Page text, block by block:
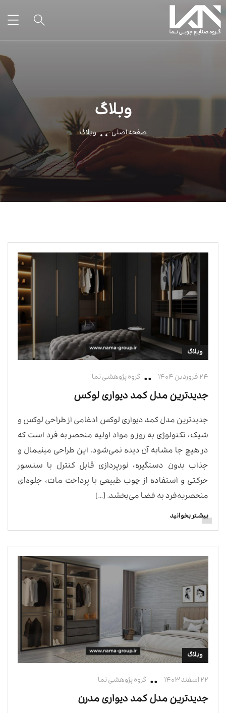
وبلاگ
صفحه اصلی وبلاگ
وبلاگ
۲۴ فروردین ۱۴۰۴ گروه پژوهشی نما
جدیدترین مدل کمد دیواری لوکس
جدیدترین مدل کمد دیواری لوکس ادغامی از طراحی لوکس و
شیک، تکنولوژی به روز و مواد اولیه منحصر به فرد است که
در هیچ جا مشابه آن دیده نمی‌شود. این طراحی مینیمال و
جذاب بدون دستگیره، نورپردازی قابل کنترل با سنسور
حرکتی و استفاده از چوب طبیعی با پرداخت مات، جلوه‌ای
منحصربه‌فرد به فضا می‌بخشد. […]
بیشتر بخوانید
وبلاگ
۲۲ اسفند ۱۴۰۳ گروه پژوهشی نما
جدیدترین مدل کمد دیواری مدرن